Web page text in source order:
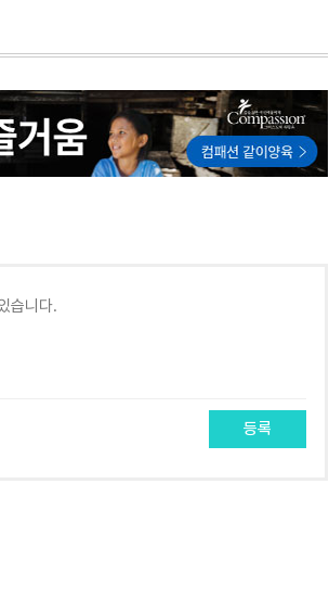
등록